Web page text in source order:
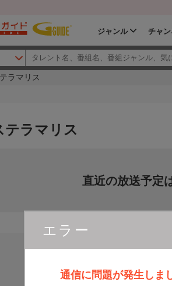
ジャンル チャ
ラマリス
エラー
通信に問題が発生しま
テラマリス
直近の放送予定